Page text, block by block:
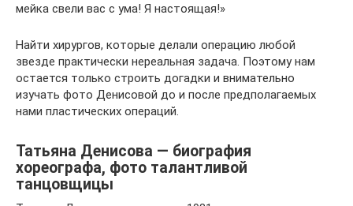
мейка свели вас с ума! Я настоящая!»
Найти хирургов, которые делали операцию любой
звезде практически нереальная задача. Поэтому нам
остается только строить догадки и внимательно
изучать фото Денисовой до и после предполагаемых
нами пластических операций.
Татьяна Денисова — биография
хореографа, фото талантливой
танцовщицы